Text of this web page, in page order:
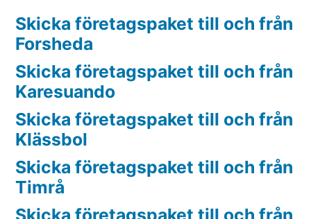
Skicka företagspaket till och från
Forsheda
Skicka företagspaket till och från
Karesuando
Skicka företagspaket till och från
Klässbol
Skicka företagspaket till och från
Timrå